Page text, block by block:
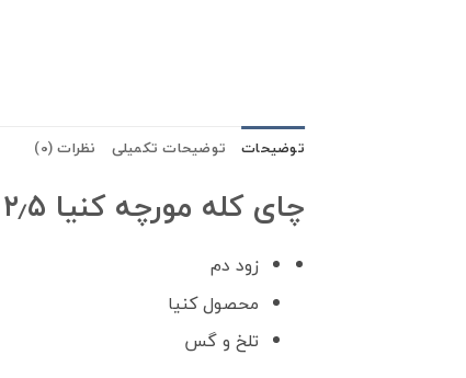
توضیحات توضیحات تکمیلی نظرات (0)
چای کله مورچه کنیا ۲٫۵ کیلو گرمی سوفیا
زود دم
محصول کنیا
تلخ و گس